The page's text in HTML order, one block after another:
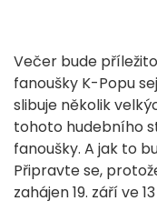
Večer bude
fanoušky K-Popu
slibuje několik
tohoto hudebního
fanoušky. A jak to
Připravte se,
zahájen 19. září ve